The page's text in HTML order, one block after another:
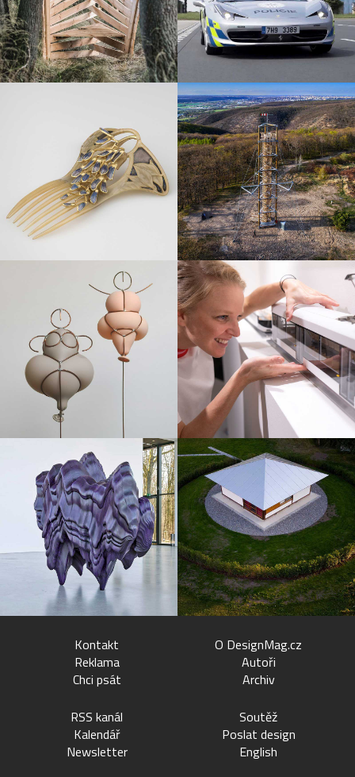
Kontakt
Reklama
Chci psát
O DesignMag.cz
Autoři
Archiv
RSS kanál
Kalendář
Newsletter
Soutěž
Poslat design
English